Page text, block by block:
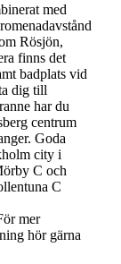
med
Rösjön,
finns det
badplats vid
dig till
har du
centrum
Goda
city i
C och
C
mer
hör gärna